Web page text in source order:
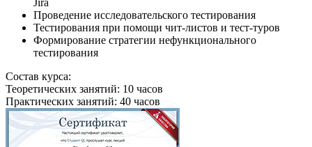
Проведение исследовательского тестирования
Тестирования при помощи чит-листов и тест-туров
Формирование стратегии нефункционального
тестирования
Состав курса:
Теоретических занятий: 10 часов
Практических занятий: 40 часов